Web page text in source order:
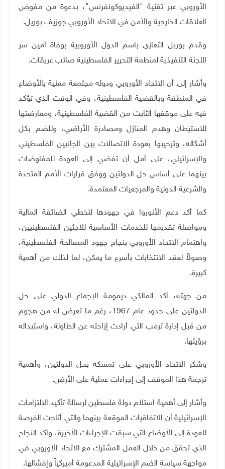
الأوروبي عبر تقنية "الفيديوكونفرنس"، بدعوة من مفوض
العلاقات الخارجية والأمن في الاتحاد الأوروبي جوزيف بوريل.
وقدم بوريل التعازي باسم الدول الأوروبية بوفاة أمين سر
اللجنة التنفيذية لمنظمة التحرير الفلسطينية صائب عريقات.
وأشار إلى أن الاتحاد الأوروبي ودوله مجتمعة معنية بالأوضاع
في المنطقة وبالقضية الفلسطينية، وفي الوقت الذي تؤكد
فيه على موقفها الثابت من القضية الفلسطينية، ومعارضتها
للاستيطان وهدم المنازل ومصادرة الأراضي، وللضم بكل
أشكاله، وترحيبها بعودة الاتصالات بين الجانبين الفلسطيني
والإسرائيلي، على أمل أن تفضي إلى العودة للمفاوضات
بينهما على أساس حل الدولتين ووفق قرارات الأمم المتحدة
والشرعية الدولية والمرجعيات المعتمدة.
كما أكد دعم الأنوروا في جهودها لتخطي الضائقة المالية
ومواصلة تقديمها للخدمات الأساسية للاجئين الفلسطينيين،
واهتمام الاتحاد الأوروبي بنجاح جهود المصالحة الفلسطينية،
وصولاً لعقد الانتخابات بأسرع ما يمكن، لما لذلك من أهمية
كبيرة.
من جهته، أكد المالكي ديمومة الإجماع الدولي على حل
الدولتين على حدود عام 1967، رغم ما تعرض له من هجوم
من قبل إدارة ترمب التي أرادت إزاحته عن الطاولة، واستبداله
برؤيتها.
وشكر الاتحاد الأوروبي على تمسكه بحل الدولتين، وأهمية
ترجمة هذا الموقف إلى إجراءات عملية على الأرض.
وأشار إلى أهمية استلام دولة فلسطين لرسالة تأكيد الالتزامات
الإسرائيلية أن الاتفاقيات الموقعة بينهما والتي أتاحت الفرصة
للعودة إلى الأوضاع التي سبقت الإجراءات الأخيرة، وأكد النجاح
الذي تحقق من خلال العمل المشترك مع الاتحاد الأوروبي في
مواجهة سياسة الضم الإسرائيلية المدعومة أميركياً وإفشالها.